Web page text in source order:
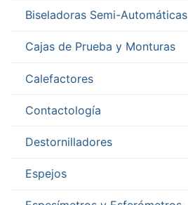
Biseladoras Semi-Automáticas
Cajas de Prueba y Monturas
Calefactores
Contactología
Destornilladores
Espejos